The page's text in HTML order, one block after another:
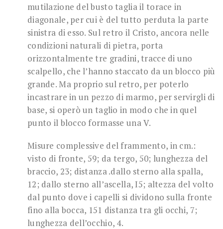
mutilazione del busto taglia il torace in
diagonale, per cui è del tutto perduta la parte
sinistra di esso. Sul retro il Cristo, ancora nelle
condizioni naturali di pietra, porta
orizzontalmente tre gradini, tracce di uno
scalpello, che l’hanno staccato da un blocco più
grande. Ma proprio sul retro, per poterlo
incastrare in un pezzo di marmo, per servirgli di
base, si operò un taglio in modo che in quel
punto il blocco formasse una V.
Misure complessive del frammento, in cm.:
visto di fronte, 59; da tergo, 50; lunghezza del
braccio, 23; distanza .dallo sterno alla spalla,
12; dallo sterno all’ascella, I5; altezza del volto
dal punto dove i capelli si dividono sulla fronte
fino alla bocca, 151 distanza tra gli occhi, 7;
lunghezza dell’occhio, 4.